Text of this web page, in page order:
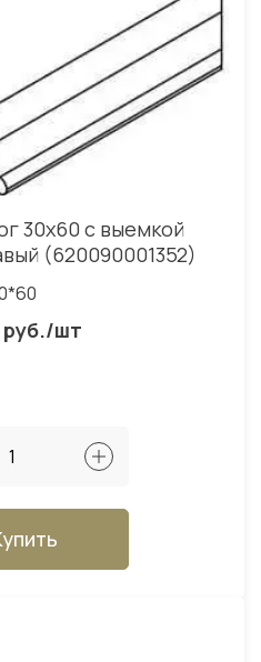
30x60 с выемкой
(620090001352)
руб./шт